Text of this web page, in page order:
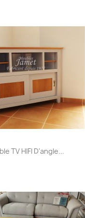
Aperçu rapide
TV HIFI D'angle...